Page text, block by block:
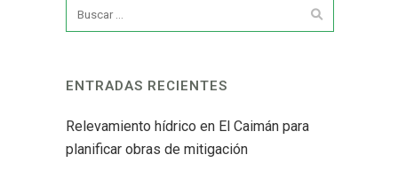
ENTRADAS RECIENTES
Relevamiento hídrico en El Caimán para
planificar obras de mitigación